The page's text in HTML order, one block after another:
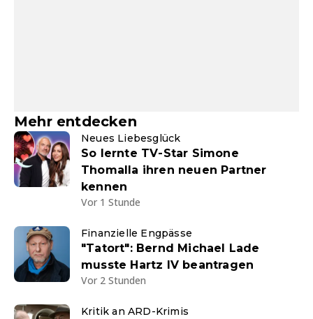
Mehr entdecken
Neues Liebesglück
So lernte TV-Star Simone
Thomalla ihren neuen Partner
kennen
Vor 1 Stunde
Finanzielle Engpässe
"Tatort": Bernd Michael Lade
musste Hartz IV beantragen
Vor 2 Stunden
Kritik an ARD-Krimis